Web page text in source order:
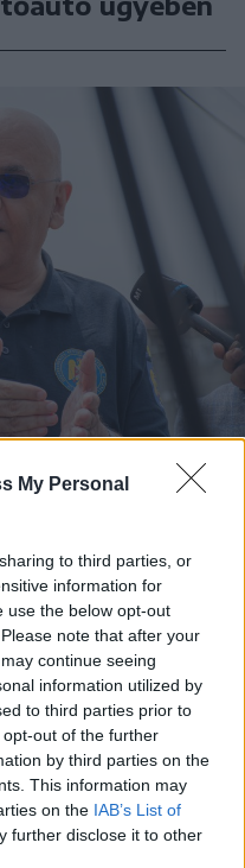
My Personal
to third parties, or
information for
use the below opt-out
note that after your
continue seeing
information utilized by
to third parties prior to
out of the further
by third parties on the
This information may
on the IAB’s List of
further disclose it to other